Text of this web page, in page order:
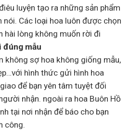
luyện tạo ra những sản phẩm
Các loại hoa luôn được chọn
hài lòng không muốn rời đi
đúng mẫu
không sợ hoa không giống mẫu,
hình thức gửi hình hoa
để bạn yên tâm tuyệt đối
nhận. ngoài ra hoa Buôn Hồ
tại nơi nhận để báo cho bạn
công.